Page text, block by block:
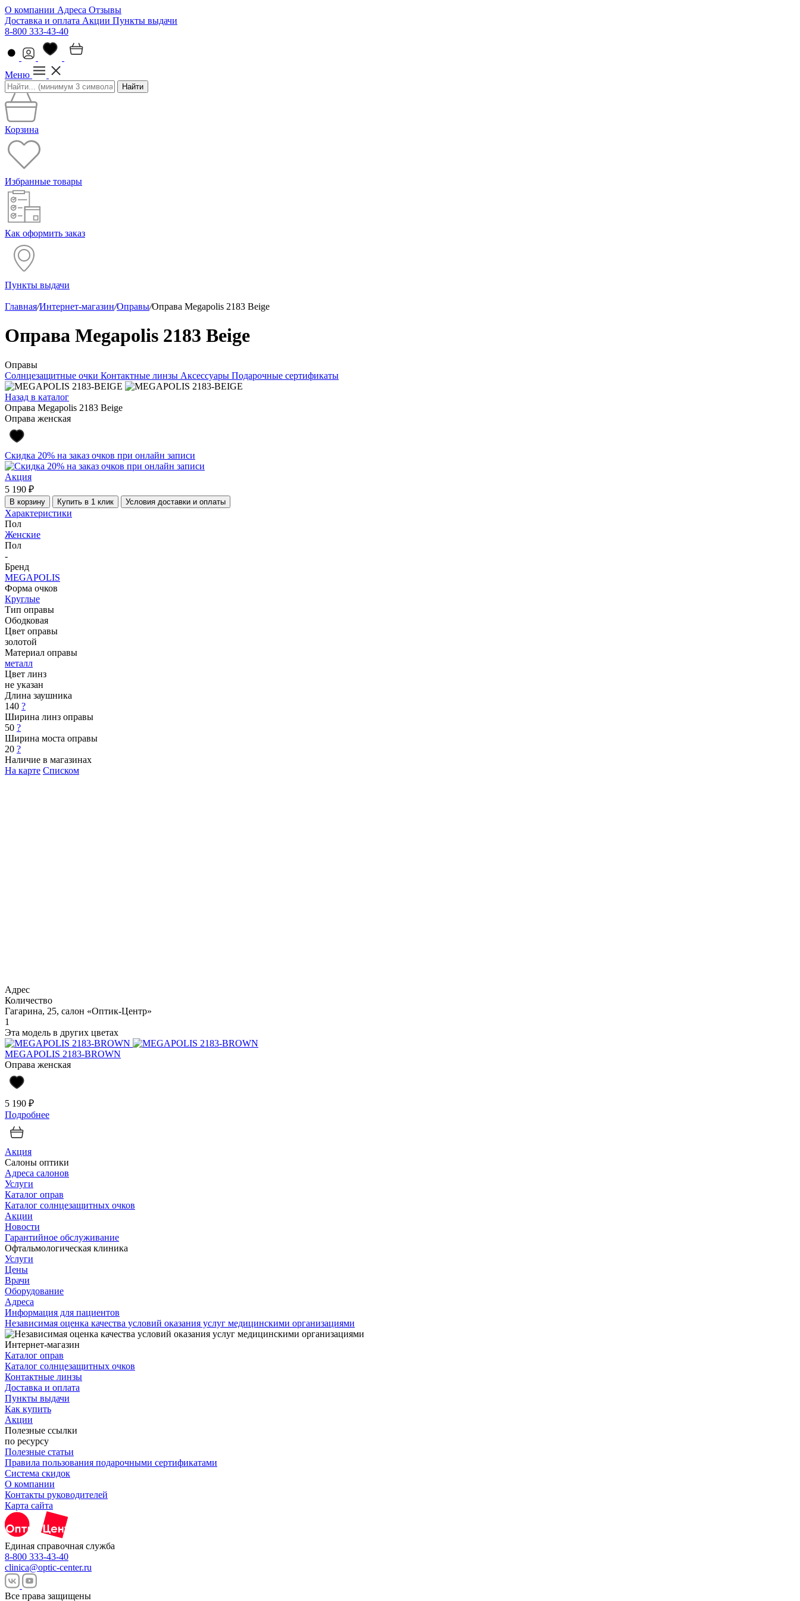
О компании Адреса Отзывы
Доставка и оплата Акции Пункты выдачи
8-800 333-43-40
Меню
Найти
Корзина
Избранные товары
Как оформить заказ
Пункты выдачи
Главная/Интернет-магазин/Оправы/Оправа Megapolis 2183 Beige
Оправа Megapolis 2183 Beige
Оправы
Солнцезащитные очки Контактные линзы Аксессуары Подарочные сертификаты
Назад в каталог
Оправа Megapolis 2183 Beige
Оправа женская
Скидка 20% на заказ очков при онлайн записи
Акция
5 190 ₽
В корзину Купить в 1 клик Условия доставки и оплаты
Характеристики
Пол
Женские
Пол
-
Бренд
MEGAPOLIS
Форма очков
Круглые
Тип оправы
Ободковая
Цвет оправы
золотой
Материал оправы
металл
Цвет линз
не указан
Длина заушника
140 ?
Ширина линз оправы
50 ?
Ширина моста оправы
20 ?
Наличие в магазинах
На карте Списком
Адрес
Количество
Гагарина, 25, салон «Оптик-Центр»
1
Эта модель в других цветах
MEGAPOLIS 2183-BROWN
Оправа женская
5 190 ₽
Подробнее
Акция
Салоны оптики
Адреса салонов
Услуги
Каталог оправ
Каталог солнцезащитных очков
Акции
Новости
Гарантийное обслуживание
Офтальмологическая клиника
Услуги
Цены
Врачи
Оборудование
Адреса
Информация для пациентов
Независимая оценка качества условий оказания услуг медицинскими организациями
Интернет-магазин
Каталог оправ
Каталог солнцезащитных очков
Контактные линзы
Доставка и оплата
Пункты выдачи
Как купить
Акции
Полезные ссылки
по ресурсу
Полезные статьи
Правила пользования подарочными сертификатами
Система скидок
О компании
Контакты руководителей
Карта сайта
Единая справочная служба
8-800 333-43-40
clinica@optic-center.ru
Все права защищены